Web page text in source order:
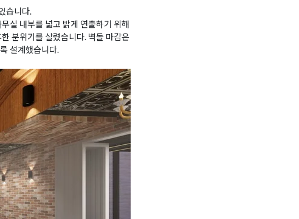
습니다.
실 내부를 넓고 밝게 연출하기 위해
분위기를 살렸습니다. 벽돌 마감은
설계했습니다.